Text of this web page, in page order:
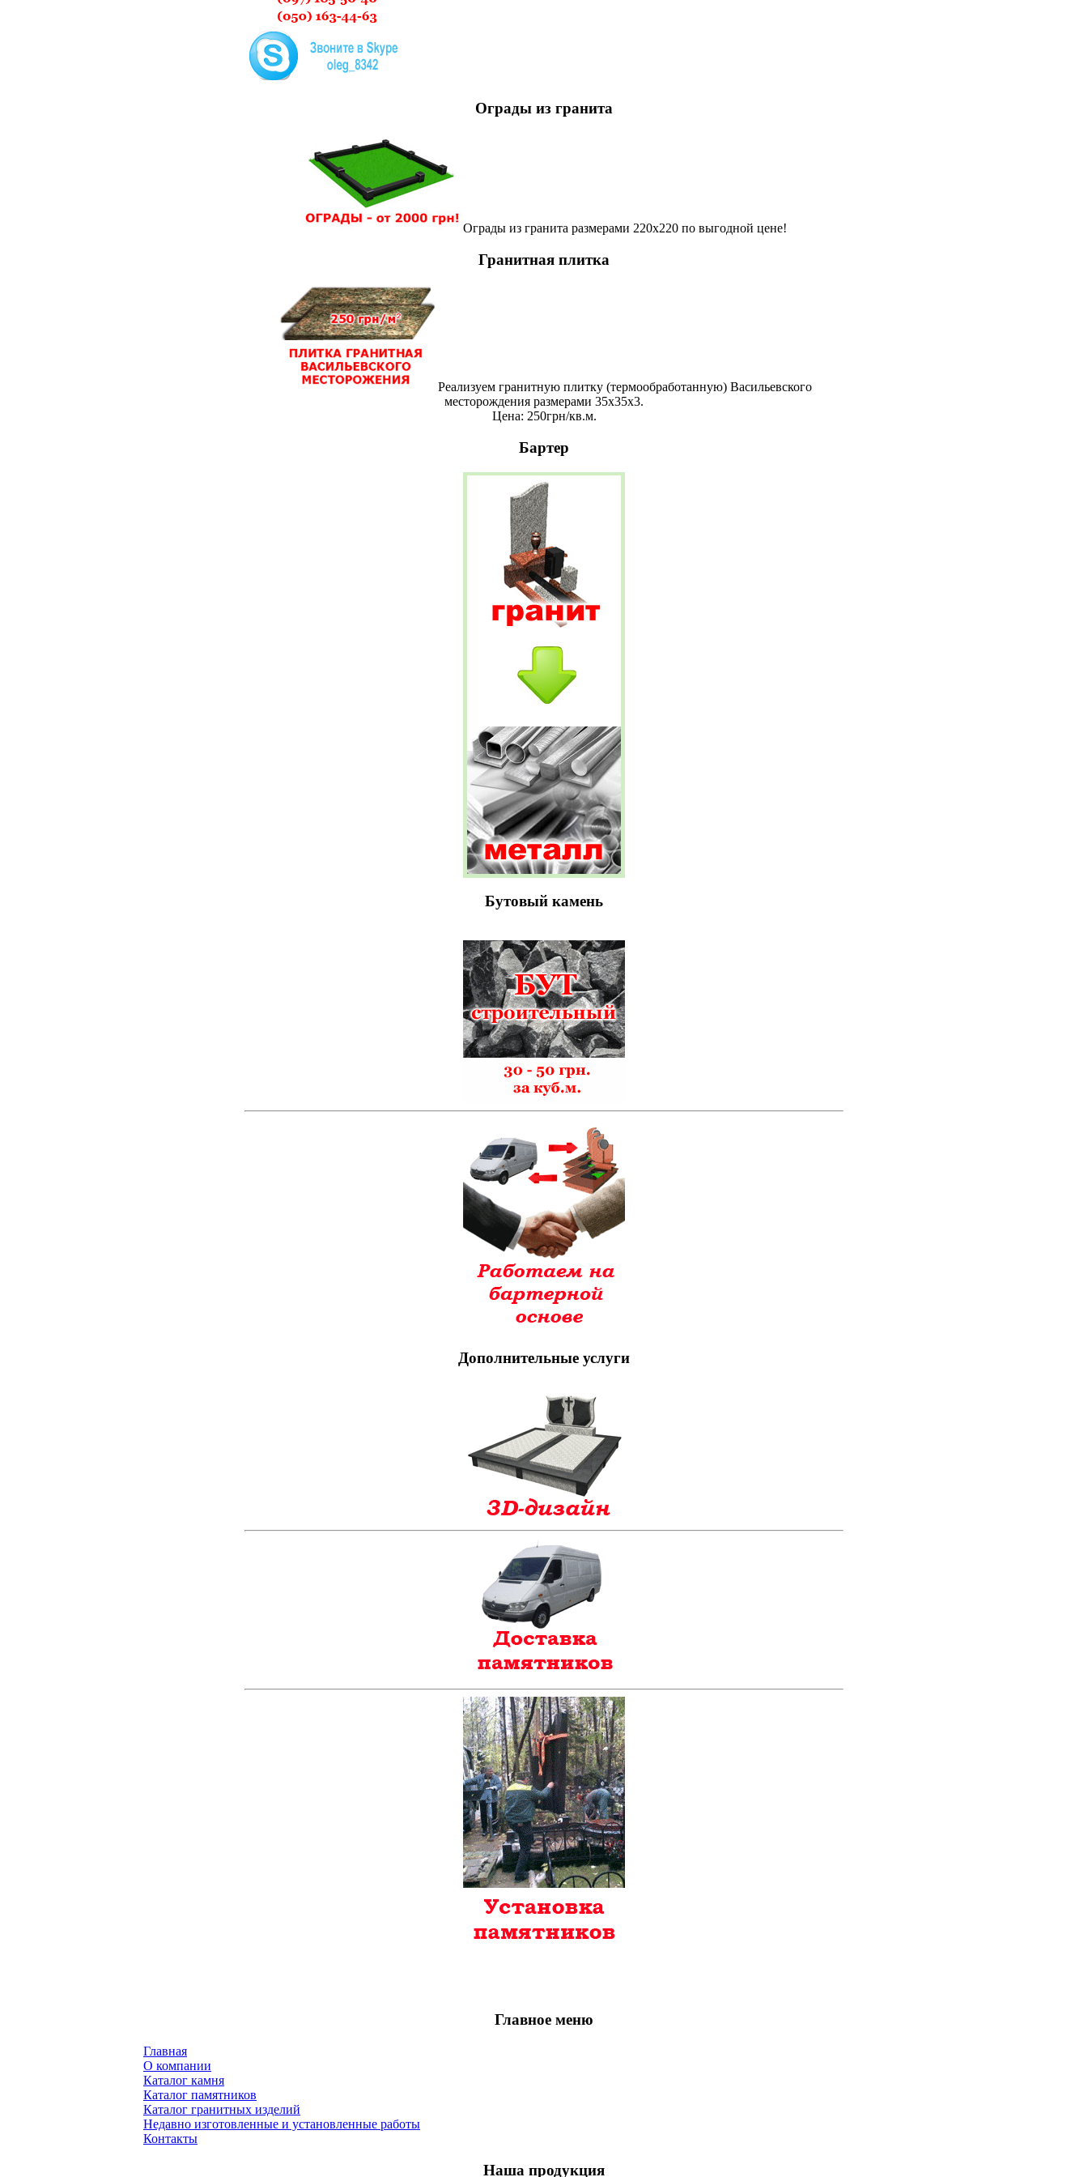
Ограды из гранита
Ограды из гранита размерами 220х220 по выгодной цене!
Гранитная плитка
Реализуем гранитную плитку (термообработанную) Васильевского
месторождения размерами 35х35х3.
Цена: 250грн/кв.м.
Бартер
Бутовый камень
Дополнительные услуги
Главное меню
Главная
О компании
Каталог камня
Каталог памятников
Каталог гранитных изделий
Недавно изготовленные и установленные работы
Контакты
Наша продукция